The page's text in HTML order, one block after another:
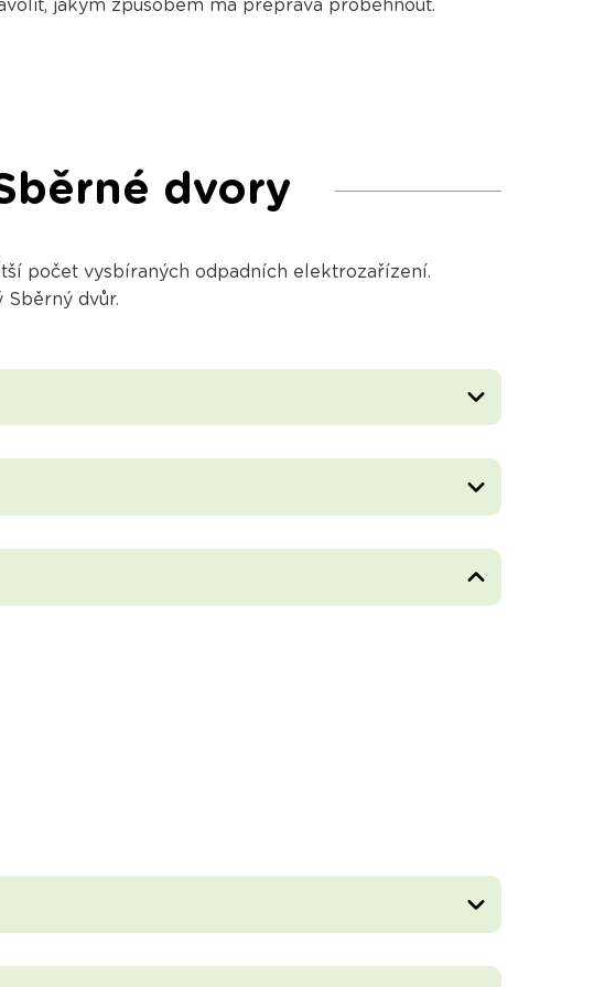
jakým způsobem má přeprava proběhnout.
dvory
počet vysbíraných odpadních elektrozařízení.
dvůr.